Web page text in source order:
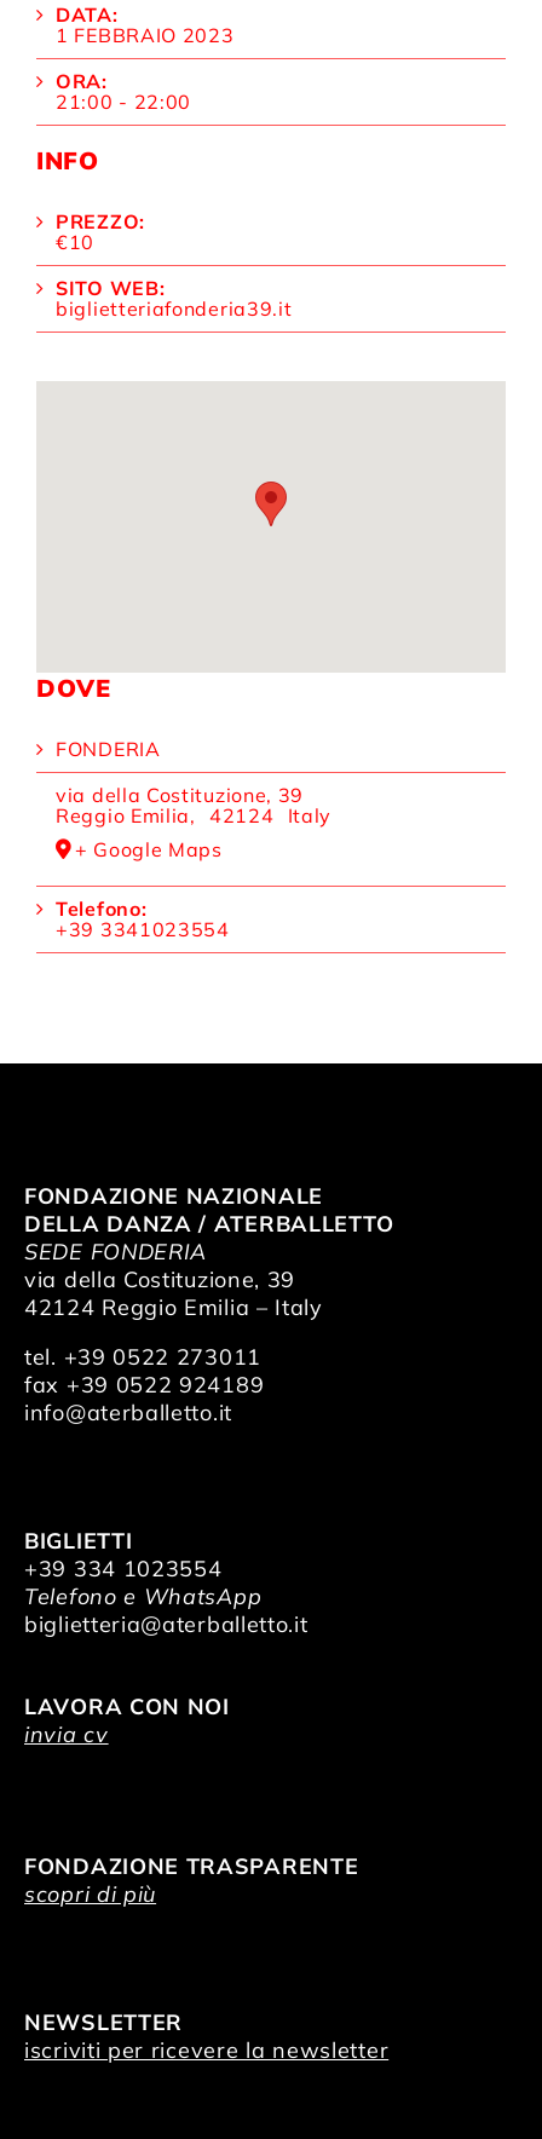
DATA:
1 FEBBRAIO 2023
ORA:
21:00 - 22:00
INFO
PREZZO:
€10
SITO WEB:
biglietteriafonderia39.it
DOVE
FONDERIA
via della Costituzione, 39
Reggio Emilia, 42124
Italy
+ Google Maps
Telefono:
+39 3341023554
FONDAZIONE NAZIONALE
DELLA DANZA / ATERBALLETTO
SEDE FONDERIA
via della Costituzione, 39
42124 Reggio Emilia – Italy
tel. +39 0522 273011
fax +39 0522 924189
info@aterballetto.it
BIGLIETTI
+39 334 1023554
Telefono e WhatsApp
biglietteria@aterballetto.it
LAVORA CON NOI
invia cv
FONDAZIONE TRASPARENTE
scopri di più
NEWSLETTER
iscriviti per ricevere la newsletter